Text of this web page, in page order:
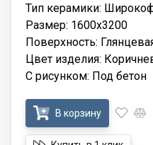
Тип керамики:
Размер: 1600x3200
Поверхность:
Цвет изделия:
С рисунком: Под бетон
В корзину